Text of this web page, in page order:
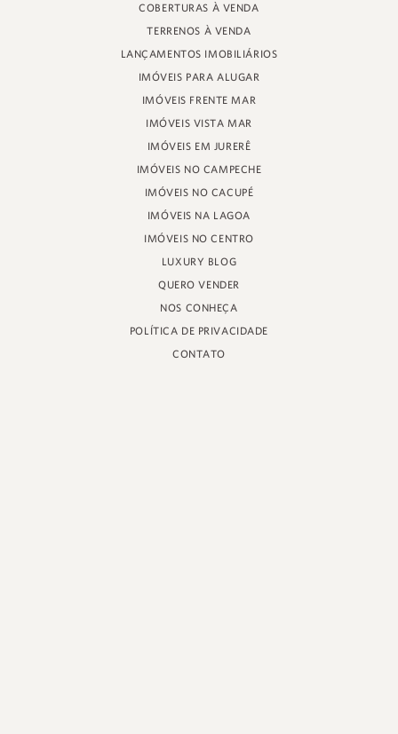
CRECI 11161
COBERTURAS À VENDA
TERRENOS À VENDA
LANÇAMENTOS IMOBILIÁRIOS
IMÓVEIS PARA ALUGAR
IMÓVEIS FRENTE MAR
IMÓVEIS VISTA MAR
IMÓVEIS EM JURERÊ
IMÓVEIS NO CAMPECHE
IMÓVEIS NO CACUPÉ
IMÓVEIS NA LAGOA
IMÓVEIS NO CENTRO
LUXURY BLOG
QUERO VENDER
NOS CONHEÇA
POLÍTICA DE PRIVACIDADE
CONTATO